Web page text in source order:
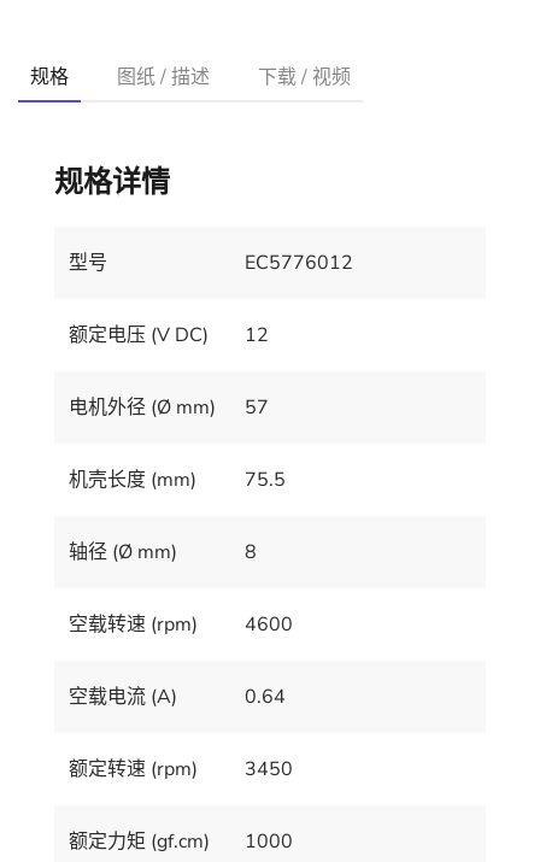
规格 图纸 / 描述 下载 / 视频
规格详情
型号 EC5776012
额定电压 (V DC) 12
电机外径 (Ø mm) 57
机壳长度 (mm) 75.5
轴径 (Ø mm) 8
空载转速 (rpm) 4600
空载电流 (A) 0.64
额定转速 (rpm) 3450
额定力矩 (gf.cm) 1000